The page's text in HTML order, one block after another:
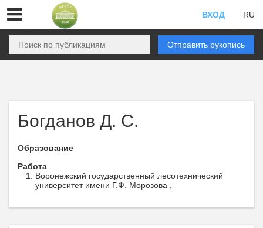
ВХОД RU
Отправить рукопись
Богданов Д. С.
Образование
Работа
Воронежский государственный лесотехнический
университет имени Г.Ф. Морозова ,